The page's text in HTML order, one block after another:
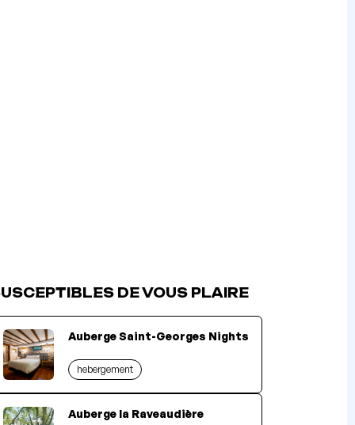
DE VOUS PLAIRE
Auberge Saint-Georges Nights
hebergement
Auberge la Raveaudière